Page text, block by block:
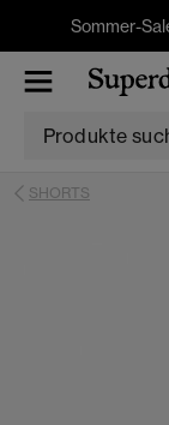
Sommer-
SHORTS